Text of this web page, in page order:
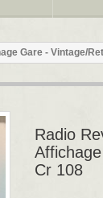
Gare - Vintage/
Radio
Cr 108